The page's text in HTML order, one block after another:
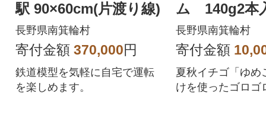
駅 90×60cm(片渡り線)
長野県南箕輪村
寄付金額 370,000円
鉄道模型を気軽に自宅で運転
を楽しめます。
ム 140g2本
長野県南箕輪村
寄付金額
夏秋イチゴ「ゆめ
けを使ったゴロゴ